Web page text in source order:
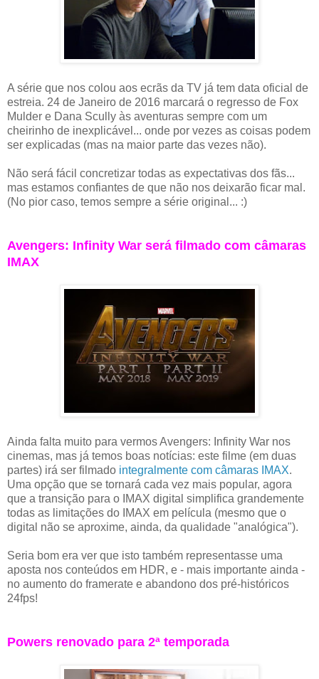
A série que nos colou aos ecrãs da TV já tem data oficial de
estreia. 24 de Janeiro de 2016 marcará o regresso de Fox
Mulder e Dana Scully às aventuras sempre com um
cheirinho de inexplicável... onde por vezes as coisas podem
ser explicadas (mas na maior parte das vezes não).
Não será fácil concretizar todas as expectativas dos fãs...
mas estamos confiantes de que não nos deixarão ficar mal.
(No pior caso, temos sempre a série original... :)
Avengers: Infinity War será filmado com câmaras
IMAX
Ainda falta muito para vermos Avengers: Infinity War nos
cinemas, mas já temos boas notícias: este filme (em duas
partes) irá ser filmado integralmente com câmaras IMAX.
Uma opção que se tornará cada vez mais popular, agora
que a transição para o IMAX digital simplifica grandemente
todas as limitações do IMAX em película (mesmo que o
digital não se aproxime, ainda, da qualidade "analógica").
Seria bom era ver que isto também representasse uma
aposta nos conteúdos em HDR, e - mais importante ainda -
no aumento do framerate e abandono dos pré-históricos
24fps!
Powers renovado para 2ª temporada